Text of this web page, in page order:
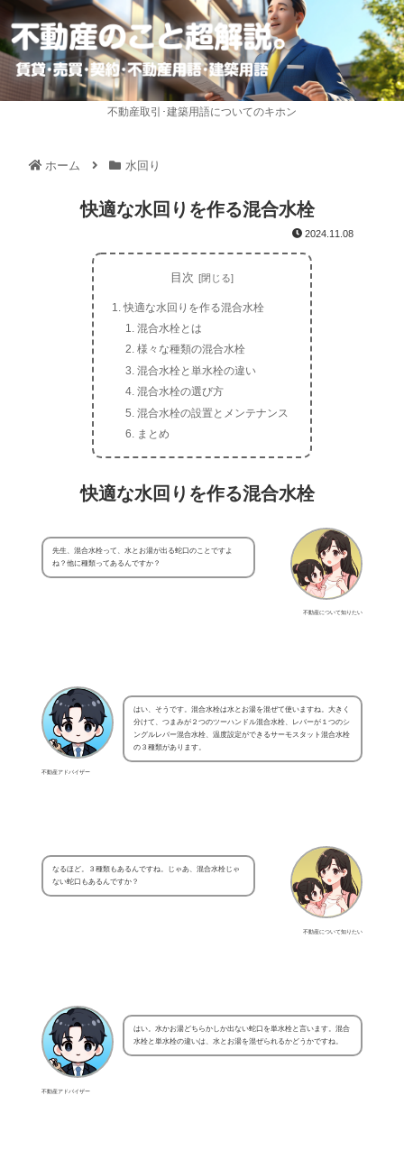
不動産取引･建築用語についてのキホン
ホーム 水回り
快適な水回りを作る混合水栓
2024.11.08
目次
快適な水回りを作る混合水栓
混合水栓とは
様々な種類の混合水栓
混合水栓と単水栓の違い
混合水栓の選び方
混合水栓の設置とメンテナンス
まとめ
快適な水回りを作る混合水栓
不動産について知りたい
先生、混合水栓って、水とお湯が出る蛇口のことですよ
ね？他に種類ってあるんですか？
不動産アドバイザー
はい、そうです。混合水栓は水とお湯を混ぜて使いますね。大きく
分けて、つまみが２つのツーハンドル混合水栓、レバーが１つのシ
ングルレバー混合水栓、温度設定ができるサーモスタット混合水栓
の３種類があります。
不動産について知りたい
なるほど。３種類もあるんですね。じゃあ、混合水栓じゃ
ない蛇口もあるんですか？
不動産アドバイザー
はい。水かお湯どちらかしか出ない蛇口を単水栓と言います。混合
水栓と単水栓の違いは、水とお湯を混ぜられるかどうかですね。